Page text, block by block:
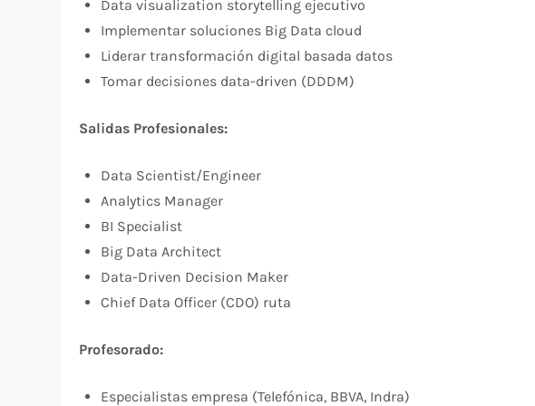
Data visualization storytelling ejecutivo
Implementar soluciones Big Data cloud
Liderar transformación digital basada datos
Tomar decisiones data-driven (DDDM)
Salidas Profesionales:
Data Scientist/Engineer
Analytics Manager
BI Specialist
Big Data Architect
Data-Driven Decision Maker
Chief Data Officer (CDO) ruta
Profesorado:
Especialistas empresa (Telefónica, BBVA, Indra)